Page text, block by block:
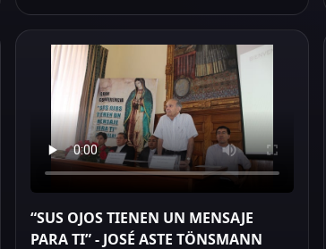
“SUS OJOS TIENEN UN MENSAJE
PARA TI” - JOSÉ ASTE TÖNSMANN